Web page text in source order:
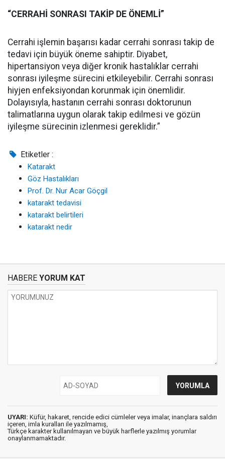
“CERRAHİ SONRASI TAKİP DE ÖNEMLİ”
Cerrahi işlemin başarısı kadar cerrahi sonrası takip de
tedavi için büyük öneme sahiptir. Diyabet,
hipertansiyon veya diğer kronik hastalıklar cerrahi
sonrası iyileşme sürecini etkileyebilir. Cerrahi sonrası
hiyjen enfeksiyondan korunmak için önemlidir.
Dolayısıyla, hastanın cerrahi sonrası doktorunun
talimatlarına uygun olarak takip edilmesi ve gözün
iyileşme sürecinin izlenmesi gereklidir.”
Etiketler :
Katarakt
Göz Hastalıkları
Prof. Dr. Nur Acar Göçgil
katarakt tedavisi
katarakt belirtileri
katarakt nedir
HABERE YORUM KAT
UYARI: Küfür, hakaret, rencide edici cümleler veya imalar, inançlara saldırı
içeren, imla kuralları ile yazılmamış,
Türkçe karakter kullanılmayan ve büyük harflerle yazılmış yorumlar
onaylanmamaktadır.